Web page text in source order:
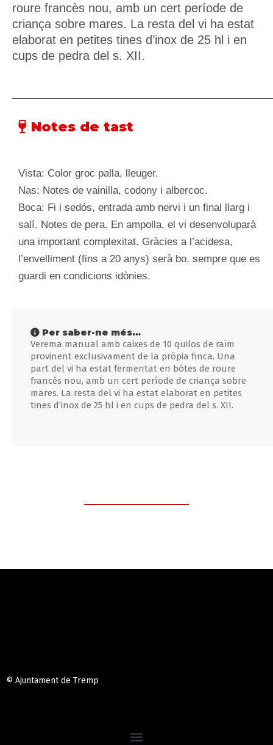
roure francès nou, amb un cert període de
criança sobre mares. La resta del vi ha estat
elaborat en petites tines d’inox de 25 hl i en
cups de pedra del s. XII.
Notes de tast
Vista: Color groc palla, lleuger.
Nas: Notes de vainilla, codony i albercoc.
Boca: Fi i sedós, entrada amb nervi i un final llarg i
salí. Notes de pera. En ampolla, el vi desenvoluparà
una important complexitat. Gràcies a l’acidesa,
l’envelliment (fins a 20 anys) serà bo, sempre que es
guardi en condicions idònies.
Per saber-ne més…
Verema manual amb caixes de 10 quilos de raïm
provinent exclusivament de la pròpia finca. Una
part del vi ha estat fermentat en bótes de roure
francès nou, amb un cert període de criança sobre
mares. La resta del vi ha estat elaborat en petites
tines d’inox de 25 hl i en cups de pedra del s. XII.
© Ajuntament de Tremp